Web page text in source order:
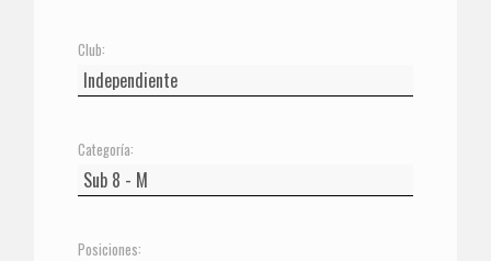
Club:
Categoría:
Posiciones: